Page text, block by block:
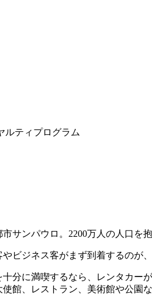
ルティプログラム
サンパウロ。2200万人の人口を
ビジネス客がまず到着するのが
分に満喫するなら、レンタカー
館、レストラン、美術館や公園